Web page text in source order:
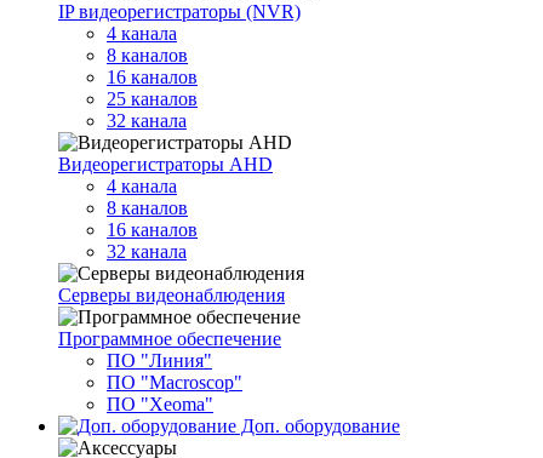
IP видеорегистраторы (NVR)
4 канала
8 каналов
16 каналов
25 каналов
32 канала
Видеорегистраторы AHD
4 канала
8 каналов
16 каналов
32 канала
Серверы видеонаблюдения
Программное обеспечение
ПО "Линия"
ПО "Macroscop"
ПО "Xeoma"
Доп. оборудование